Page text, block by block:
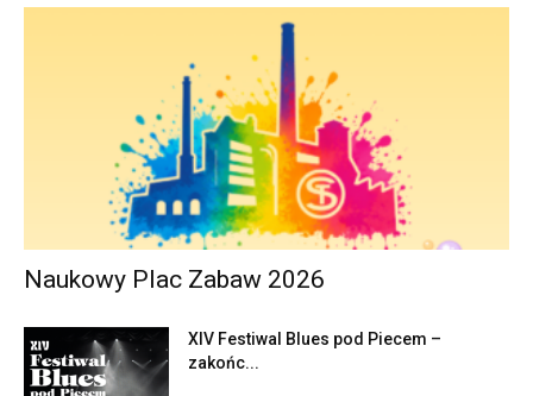
Naukowy Plac Zabaw 2026
XIV Festiwal Blues pod Piecem –
zakońc...